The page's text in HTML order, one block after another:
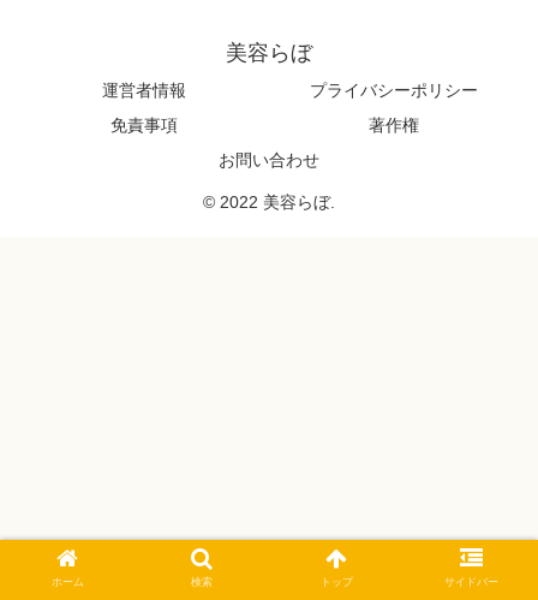
美容らぼ
運営者情報
プライバシーポリシー
免責事項
著作権
お問い合わせ
© 2022 美容らぼ.
ホーム 検索 トップ サイドバー